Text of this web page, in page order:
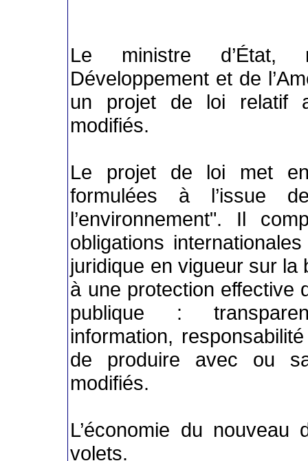
Le ministre d’État,
Développement et de
un projet de loi relatif
modifiés.
Le projet de loi met en
formulées à l’issue
l’environnement". Il
obligations
juridique en vigueur sur
à une protection effective
publique :
information,
de produire avec ou
modifiés.
L’économie du
volets.